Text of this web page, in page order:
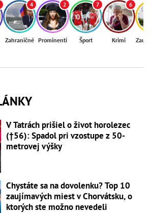
4
Zahraničné
2
Prominenti
7
Šport
6
Krimi
V Tatrách prišiel o život horolezec
(†56): Spadol pri vzostupe z 50-
metrovej výšky
Chystáte sa na dovolenku? Top 10
zaujímavých miest v Chorvátsku, o
ktorých ste možno nevedeli